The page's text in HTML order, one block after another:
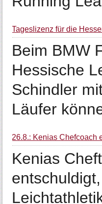
Tageslizenz für die
Beim BMW
Hessische
Schindler
Läufer
26.8.: Kenias Chefcoach
Kenias